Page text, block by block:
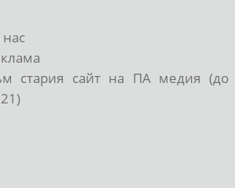
нас
стария сайт на ПА медия (до